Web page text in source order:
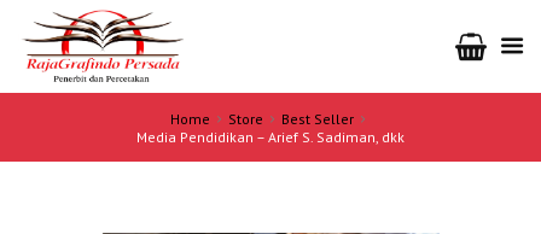
Home Store
Best Seller
Media Pendidikan – Arief S. Sadiman, dkk